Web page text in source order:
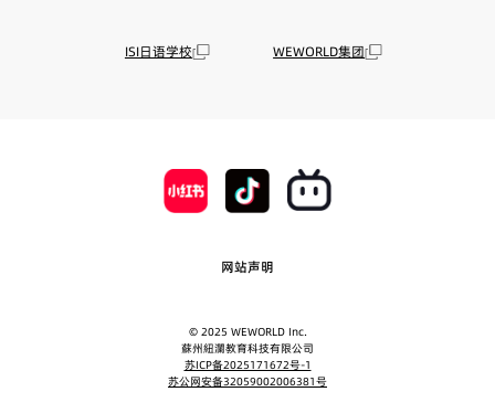
ISI日语学校 WEWORLD集团
网站声明
© 2025 WEWORLD Inc.
蘇州紐瀾教育科技有限公司
苏ICP备2025171672号-1
苏公网安备32059002006381号